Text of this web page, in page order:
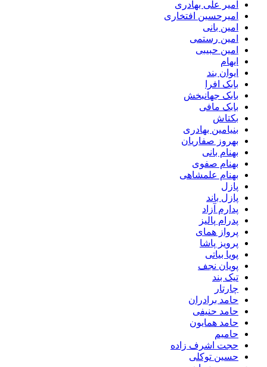
امیر علی بهادری
امیرحسین افتخاری
امین بانی
امین رستمی
امین حبیبی
ایهام
ایوان بند
بابک افرا
بابک جهانبخش
بابک مافی
بکتاش
بنیامین بهادری
بهروز صفاریان
بهنام بانی
بهنام صفوی
بهنام علمشاهی
پازل
پازل باند
پدارم آزاد
پدرام پالیز
پرواز همای
پرویز پاشا
پویا بیاتی
پویان نجف
تیک بند
چارتار
حامد برادران
حامد حنیفی
حامد همایون
حامیم
حجت اشرف زاده
حسین توکلی